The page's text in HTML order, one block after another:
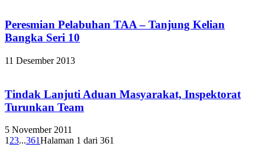
Peresmian Pelabuhan TAA – Tanjung Kelian
Bangka Seri 10
11 Desember 2013
Tindak Lanjuti Aduan Masyarakat, Inspektorat
Turunkan Team
5 November 2011
123...361Halaman 1 dari 361